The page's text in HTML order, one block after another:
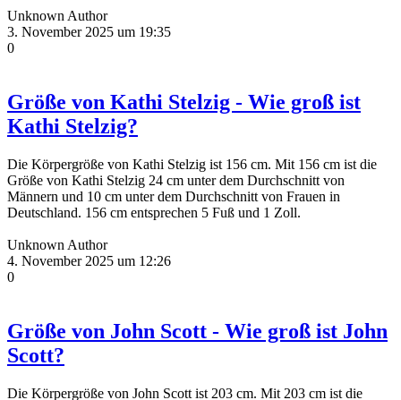
Unknown Author
3. November 2025 um 19:35
0
Größe von Kathi Stelzig - Wie groß ist
Kathi Stelzig?
Die Körpergröße von Kathi Stelzig ist 156 cm. Mit 156 cm ist die
Größe von Kathi Stelzig 24 cm unter dem Durchschnitt von
Männern und 10 cm unter dem Durchschnitt von Frauen in
Deutschland. 156 cm entsprechen 5 Fuß und 1 Zoll.
Unknown Author
4. November 2025 um 12:26
0
Größe von John Scott - Wie groß ist John
Scott?
Die Körpergröße von John Scott ist 203 cm. Mit 203 cm ist die